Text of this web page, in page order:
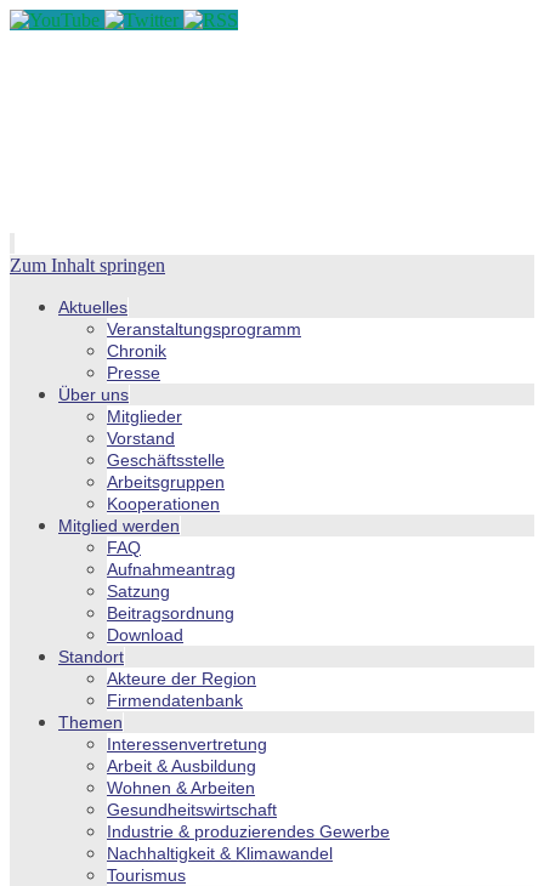
Zum Inhalt springen
Aktuelles
Veranstaltungsprogramm
Chronik
Presse
Über uns
Mitglieder
Vorstand
Geschäftsstelle
Arbeitsgruppen
Kooperationen
Mitglied werden
FAQ
Aufnahmeantrag
Satzung
Beitragsordnung
Download
Standort
Akteure der Region
Firmendatenbank
Themen
Interessenvertretung
Arbeit & Ausbildung
Wohnen & Arbeiten
Gesundheitswirtschaft
Industrie & produzierendes Gewerbe
Nachhaltigkeit & Klimawandel
Tourismus